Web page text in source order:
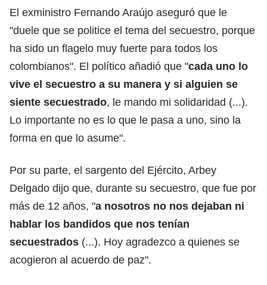
El exministro Fernando Araújo aseguró que le
"duele que se politice el tema del secuestro, porque
ha sido un flagelo muy fuerte para todos los
colombianos". El político añadió que "cada uno lo
vive el secuestro a su manera y si alguien se
siente secuestrado, le mando mi solidaridad (...).
Lo importante no es lo que le pasa a uno, sino la
forma en que lo asume".
Por su parte, el sargento del Ejército, Arbey
Delgado dijo que, durante su secuestro, que fue por
más de 12 años, "a nosotros no nos dejaban ni
hablar los bandidos que nos tenían
secuestrados (...). Hoy agradezco a quienes se
acogieron al acuerdo de paz".